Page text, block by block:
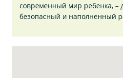
современный мир ребенка, –
безопасный и наполненный